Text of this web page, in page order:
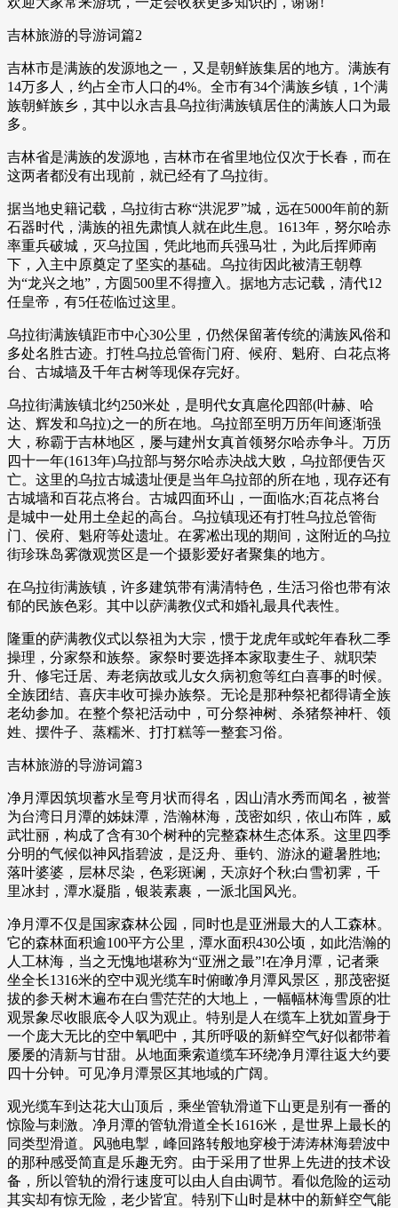
吉林旅游的导游词篇2
吉林市是满族的发源地之一，又是朝鲜族集居的地方。满族有
14万多人，约占全市人口的4%。全市有34个满族乡镇，1个满
族朝鲜族乡，其中以永吉县乌拉街满族镇居住的满族人口为最
多。
吉林省是满族的发源地，吉林市在省里地位仅次于长春，而在
这两者都没有出现前，就已经有了乌拉街。
据当地史籍记载，乌拉街古称“洪泥罗”城，远在5000年前的新
石器时代，满族的祖先肃慎人就在此生息。1613年，努尔哈赤
率重兵破城，灭乌拉国，凭此地而兵强马壮，为此后挥师南
下，入主中原奠定了坚实的基础。乌拉街因此被清王朝尊
为“龙兴之地”，方圆500里不得擅入。据地方志记载，清代12
任皇帝，有5任莅临过这里。
乌拉街满族镇距市中心30公里，仍然保留著传统的满族风俗和
多处名胜古迹。打牲乌拉总管衙门府、候府、魁府、白花点将
台、古城墙及千年古树等现保存完好。
乌拉街满族镇北约250米处，是明代女真扈伦四部(叶赫、哈
达、辉发和乌拉)之一的所在地。乌拉部至明万历年间逐渐强
大，称霸于吉林地区，屡与建州女真首领努尔哈赤争斗。万历
四十一年(1613年)乌拉部与努尔哈赤决战大败，乌拉部便告灭
亡。这里的乌拉古城遗址便是当年乌拉部的所在地，现存还有
古城墙和百花点将台。古城四面环山，一面临水;百花点将台
是城中一处用土垒起的高台。乌拉镇现还有打牲乌拉总管衙
门、侯府、魁府等处遗址。在雾凇出现的期间，这附近的乌拉
街珍珠岛雾微观赏区是一个摄影爱好者聚集的地方。
在乌拉街满族镇，许多建筑带有满清特色，生活习俗也带有浓
郁的民族色彩。其中以萨满教仪式和婚礼最具代表性。
隆重的萨满教仪式以祭祖为大宗，惯于龙虎年或蛇年春秋二季
操理，分家祭和族祭。家祭时要选择本家取妻生子、就职荣
升、修宅迁居、寿老病故或儿女久病初愈等红白喜事的时候。
全族团结、喜庆丰收可操办族祭。无论是那种祭祀都得请全族
老幼参加。在整个祭祀活动中，可分祭神树、杀猪祭神杆、领
姓、摆件子、蒸糯米、打打糕等一整套习俗。
吉林旅游的导游词篇3
净月潭因筑坝蓄水呈弯月状而得名，因山清水秀而闻名，被誉
为台湾日月潭的姊妹潭，浩瀚林海，茂密如织，依山布阵，威
武壮丽，构成了含有30个树种的完整森林生态体系。这里四季
分明的气候似神风指碧波，是泛舟、垂钓、游泳的避暑胜地;
落叶婆婆，层林尽染，色彩斑谰，天凉好个秋;白雪初霁，千
里冰封，潭水凝脂，银装素裹，一派北国风光。
净月潭不仅是国家森林公园，同时也是亚洲最大的人工森林。
它的森林面积逾100平方公里，潭水面积430公顷，如此浩瀚的
人工林海，当之无愧地堪称为“亚洲之最”!在净月潭，记者乘
坐全长1316米的空中观光缆车时俯瞰净月潭风景区，那茂密挺
拔的参天树木遍布在白雪茫茫的大地上，一幅幅林海雪原的壮
观景象尽收眼底令人叹为观止。特别是人在缆车上犹如置身于
一个庞大无比的空中氧吧中，其所呼吸的新鲜空气好似都带着
屡屡的清新与甘甜。从地面乘索道缆车环绕净月潭往返大约要
四十分钟。可见净月潭景区其地域的广阔。
观光缆车到达花大山顶后，乘坐管轨滑道下山更是别有一番的
惊险与刺激。净月潭的管轨滑道全长1616米，是世界上最长的
同类型滑道。风驰电掣，峰回路转般地穿梭于涛涛林海碧波中
的那种感受简直是乐趣无穷。由于采用了世界上先进的技术设
备，所以管轨的滑行速度可以由人自由调节。看似危险的运动
其实却有惊无险，老少皆宜。特别下山时是林中的新鲜空气能